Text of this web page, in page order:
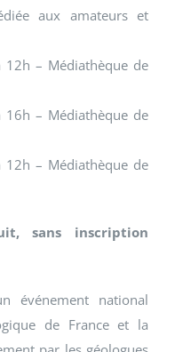
aux amateurs et
– Médiathèque de
– Médiathèque de
– Médiathèque de
sans inscription
événement national
de France et la